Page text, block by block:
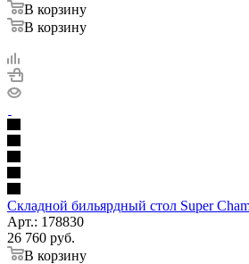
В корзину
В корзину
Складной бильярдный стол Super
Арт.: 178830
26 760 руб.
В корзину